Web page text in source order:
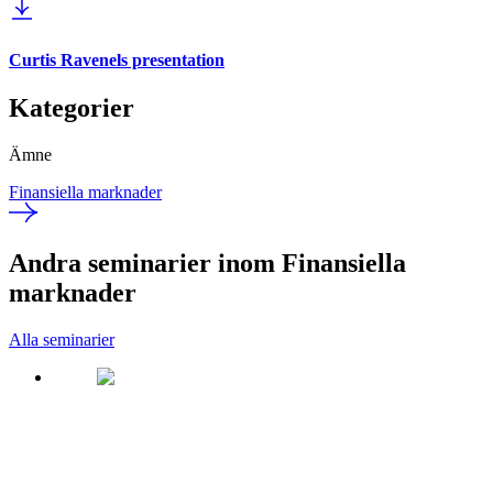
Curtis Ravenels presentation
Kategorier
Ämne
Finansiella marknader
Andra seminarier inom Finansiella
marknader
Alla seminarier